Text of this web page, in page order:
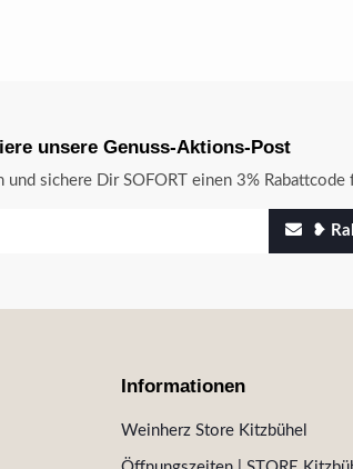
unsere Genuss-Aktions-Post
sichere Dir SOFORT einen 3%
❥
Informationen
Weinherz Store Kitzbühel